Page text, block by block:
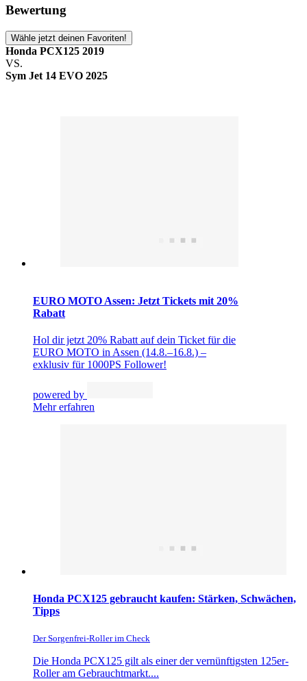
Bewertung
Wähle jetzt deinen Favoriten!
Honda PCX125 2019
VS.
Sym Jet 14 EVO 2025
EURO MOTO Assen: Jetzt Tickets mit 20%
Rabatt
Hol dir jetzt 20% Rabatt auf dein Ticket für die
EURO MOTO in Assen (14.8.–16.8.) –
exklusiv für 1000PS Follower!
powered by
Mehr erfahren
Honda PCX125 gebraucht kaufen: Stärken, Schwächen,
Tipps
Der Sorgenfrei-Roller im Check
Die Honda PCX125 gilt als einer der vernünftigsten 125er-
Roller am Gebrauchtmarkt....